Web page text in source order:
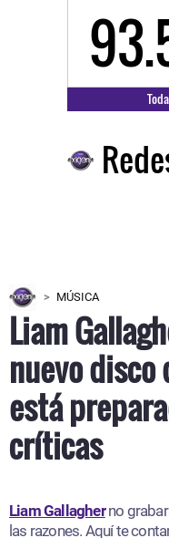
MÚSICA
Liam
nuevo disco
está
críticas
Liam Gallagherno
las razones. Aquí te